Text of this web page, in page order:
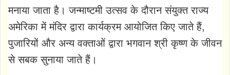
मनाया जाता है। जन्माष्टमी उत्सव के दौरान संयुक्त राज्य
अमेरिका में मंदिर द्वारा कार्यक्रम आयोजित किए जाते हैं,
पुजारियों और अन्य वक्ताओं द्वारा भगवान श्री कृष्ण के जीवन
से सबक सुनाया जाते हैं।